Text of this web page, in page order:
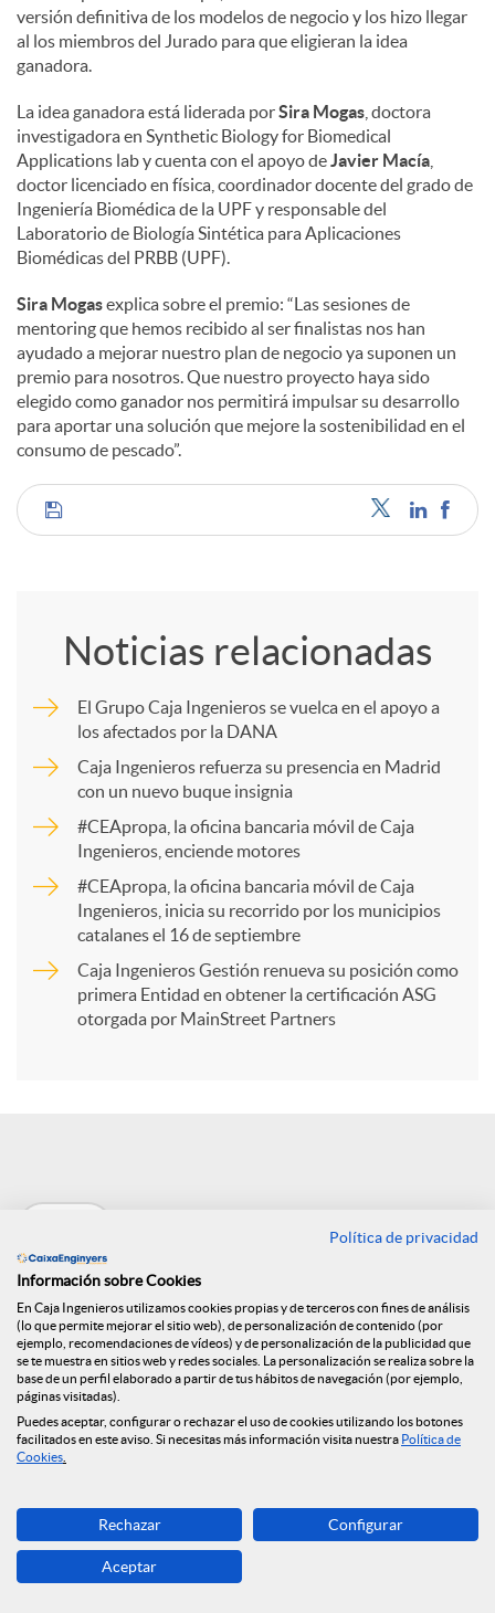
versión definitiva de los modelos de negocio y los hizo llegar
al los miembros del Jurado para que eligieran la idea
ganadora.
La idea ganadora está liderada porSira Mogas , doctora
investigadora en Synthetic Biology for Biomedical
Applications lab y cuenta con el apoyo deJavier Macía
doctor licenciado en física, coordinador docente del grado de
Ingeniería Biomédica de la UPF y responsable del
Laboratorio de Biología Sintética para Aplicaciones
Biomédicas del PRBB (UPF).
Sira Mogasexplica sobre el premio: “Las sesiones de
mentoring que hemos recibido al ser finalistas nos han
ayudado a mejorar nuestro plan de negocio ya suponen un
premio para nosotros. Que nuestro proyecto haya sido
elegido como ganador nos permitirá impulsar su desarrollo
para aportar una solución que mejore la sostenibilidad en el
consumo de pescado”.
C
m
p
a
r
t
n
R
e
d
e
Noticias relacionadas
El Grupo Caja Ingenieros se vuelca en el apoyo a
los afectados por la DANA
Caja Ingenieros refuerza su presencia en Madrid
con un nuevo buque insignia
#CEApropa, la oficina bancaria móvil de Caja
Ingenieros, enciende motores
#CEApropa, la oficina bancaria móvil de Caja
Ingenieros, inicia su recorrido por los municipios
catalanes el 16 de septiembre
Caja Ingenieros Gestión renueva su posición como
primera Entidad en obtener la certificación ASG
otorgada por MainStreet Partners
Entrevista a Félix
Masjuan en El
Economista
Política de privacidad
Información sobre Cookies
En Caja Ingenieros utilizamos cookies propias y de terceros con fines de análisis
(lo que permite mejorar el sitio web), de personalización de contenido (por
ejemplo, recomendaciones de vídeos) y de personalización de la publicidad que
se te muestra en sitios web y redes sociales. La personalización se realiza sobre la
base de un perfil elaborado a partir de tus hábitos de navegación (por ejemplo,
páginas visitadas).
Puedes aceptar, configurar o rechazar el uso de cookies utilizando los botones
facilitados en este aviso. Si necesitas más información visita nuestra Política de
Cookies
Rechazar Configurar
Aceptar